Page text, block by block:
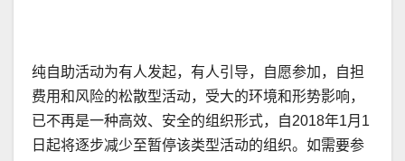
纯自助活动为有人发起，有人引导，自愿参加，自担
费用和风险的松散型活动，受大的环境和形势影响，
已不再是一种高效、安全的组织形式，自2018年1月1
日起将逐步减少至暂停该类型活动的组织。如需要参